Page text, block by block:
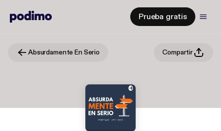
Prueba gratis
Absurdamente En Serio Compartir